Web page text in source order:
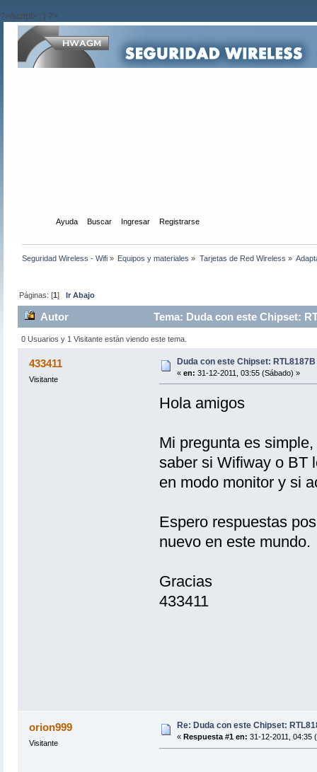
?>/script>'; } ?>
Ayuda Buscar Ingresar Registrarse
Seguridad Wireless - Wifi » Equipos y materiales » Tarjetas de Red Wireless »
Páginas: [1]Ir Abajo
Autor Tema: Duda con este Chipset:
0 Usuarios y 1 Visitante están viendo este tema.
433411
Visitante
Duda con este Chipset: RTL8187B
« en: 31-12-2011, 03:55 (Sábado) »
Hola amigos
Mi pregunta es
saber si Wifiway o BT
en modo monitor y si
Espero respuestas
nuevo en este mundo.
Gracias
433411
orion999
Visitante
Re: Duda con este Chipset:
« Respuesta #1 en: 31-12-2011, 04:35